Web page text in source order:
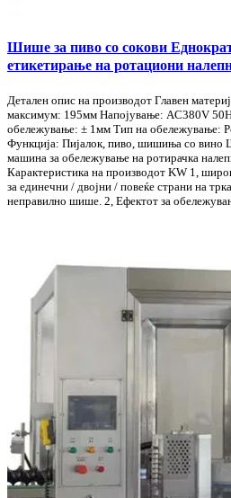
Шише за пиво со сокови
етикетирање на ротациони
Детален опис на производот Главен
максимум: 195мм Напојување: AC380V
обележување: ± 1мм Тип на обележување:
Функција: Пијалок, пиво, шишиња со вино
машина за обележување на ротирачка
Карактеристика на производот KW 1,
за единечни / двојни / повеќе страни на
неправилно шише. 2, Ефектот за